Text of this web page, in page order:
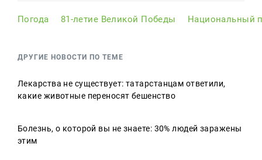
Погода 81-летие Великой Победы Национальный
ДРУГИЕ НОВОСТИ ПО ТЕМЕ
Лекарства не существует: татарстанцам ответили,
какие животные переносят бешенство
Болезнь, о которой вы не знаете: 30% людей заражены
этим